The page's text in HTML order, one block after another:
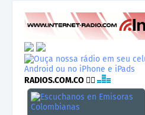
RADIOS.COM.CO 👉🏾